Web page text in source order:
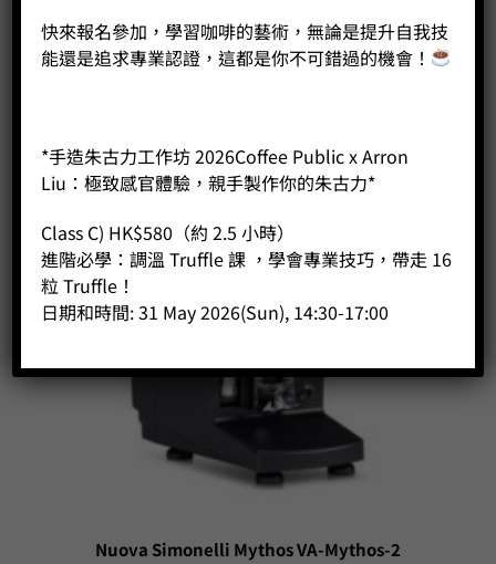
Nuova Simonelli Mythos VA-Mythos-2
快來報名參加，學習咖啡的藝術，無論是提升自我技
能還是追求專業認證，這都是你不可錯過的機會！
*手造朱古力工作坊 2026Coffee Public x Arron
Liu：極致感官體驗，親手製作你的朱古力*
Class C) HK$580（約 2.5 小時）
進階必學：調溫 Truffle 課 ，學會專業技巧，帶走 16
粒 Truffle！
日期和時間: 31 May 2026(Sun), 14:30-17:00